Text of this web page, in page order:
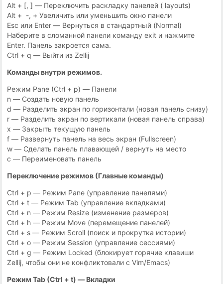
Alt + [, ] — Переключить раскладку панелей ( layouts)
Alt + -, + Увеличить или уменьшить окно панели
Esc или Enter — Вернуться в стандартный (Normal)
Наберите в сломанной панели команду exit и нажмите
Enter. Панель закроется сама.
Ctrl + q — Выйти из Zellij
Команды внутри режимов.
Режим Pane (Ctrl + p) — Панели
n — Создать новую панель
d — Разделить экран по горизонтали (новая панель снизу)
r — Разделить экран по вертикали (новая панель справа)
x — Закрыть текущую панель
f — Развернуть панель на весь экран (Fullscreen)
w — Сделать панель плавающей / вернуть на место
c — Переименовать панель
Переключение режимов (Главные команды)
Ctrl + p — Режим Pane (управление панелями)
Ctrl + t — Режим Tab (управление вкладками)
Ctrl + n — Режим Resize (изменение размеров)
Ctrl + h — Режим Move (перемещение панелей)
Ctrl + s — Режим Scroll (поиск и прокрутка истории)
Ctrl + o — Режим Session (управление сессиями)
Ctrl + g — Режим Locked (блокирует горячие клавиши
Zellij, чтобы они не конфликтовали с Vim/Emacs)
Режим Tab (Ctrl + t) — Вкладки